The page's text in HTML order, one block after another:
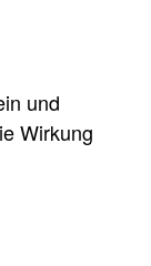
und
Wirkung